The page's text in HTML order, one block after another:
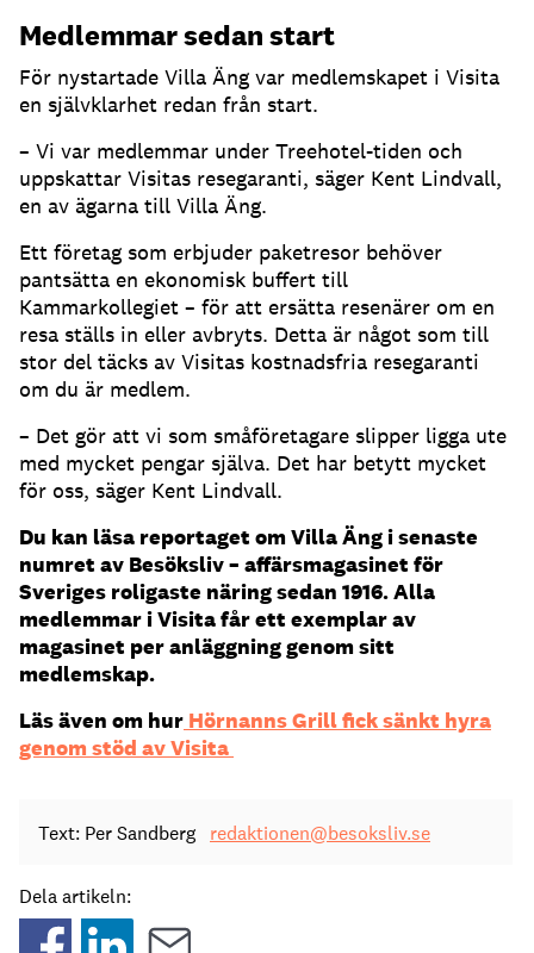
Medlemmar sedan start
För nystartade Villa Äng var medlemskapet i Visita
en självklarhet redan från start.
– Vi var medlemmar under Treehotel-tiden och
uppskattar Visitas resegaranti, säger Kent Lindvall,
en av ägarna till Villa Äng.
Ett företag som erbjuder paketresor behöver
pantsätta en ekonomisk buffert till
Kammarkollegiet – för att ersätta resenärer om en
resa ställs in eller avbryts. Detta är något som till
stor del täcks av Visitas kostnadsfria resegaranti
om du är medlem.
– Det gör att vi som småföretagare slipper ligga ute
med mycket pengar själva. Det har betytt mycket
för oss, säger Kent Lindvall.
Du kan läsa reportaget om Villa Äng i senaste
numret av Besöksliv – affärsmagasinet för
Sveriges roligaste näring sedan 1916. Alla
medlemmar i Visita får ett exemplar av
magasinet per anläggning genom sitt
medlemskap.
Läs även om hur Hörnanns Grill fick sänkt hyra
genom stöd av Visita
Text: Per Sandberg redaktionen@besoksliv.se
Dela artikeln: